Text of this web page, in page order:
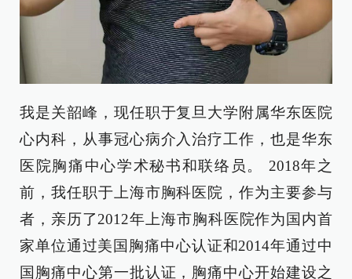
我是关韶峰，现任职于复旦大学附属华东医院
心内科，从事冠心病介入治疗工作，也是华东
医院胸痛中心学术秘书和联络员。 2018年之
前，我任职于上海市胸科医院，作为主要参与
者，亲历了2012年上海市胸科医院作为国内首
家单位通过美国胸痛中心认证和2014年通过中
国胸痛中心第一批认证，胸痛中心开始建设之